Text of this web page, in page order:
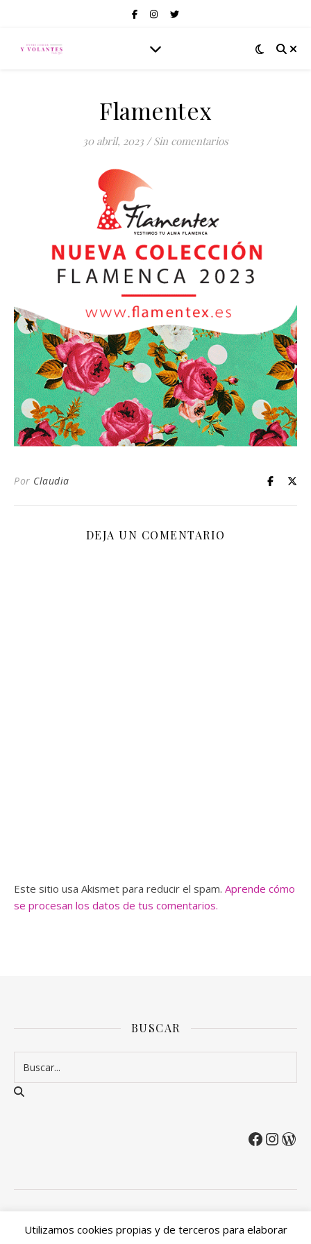
Flamentex
30 abril, 2023 / Sin comentarios
Por Claudia
DEJA UN COMENTARIO
Este sitio usa Akismet para reducir el spam. Aprende cómo
se procesan los datos de tus comentarios.
BUSCAR
Política de privacidad Política de devoluciones y reembolsos
Utilizamos cookies propias y de terceros para elaborar